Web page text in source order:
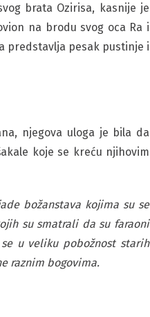
brata Ozirisa, kasnije je
na brodu svog oca Ra i
predstavlja pesak pustinje i
njegova uloga je bila da
koje se kreću njihovim
božanstava kojima su se
su smatrali da su faraoni
u veliku pobožnost starih
raznim bogovima.